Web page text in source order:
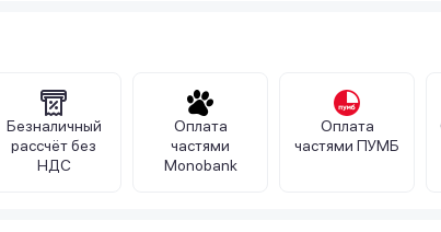
Безналичный
рассчёт без
НДС
Оплата
частями
Monobank
Оплата
частями ПУМБ